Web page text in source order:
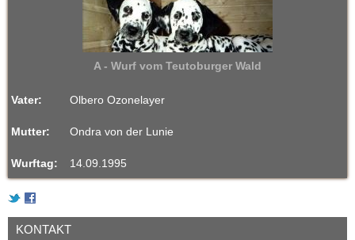
A - Wurf vom Teutoburger Wald
Vater: Olbero Ozonelayer
Mutter: Ondra von der Lunie
Wurftag: 14.09.1995
KONTAKT